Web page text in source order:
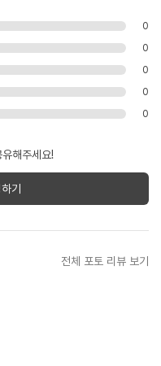
0
0
0
0
0
해주세요!
기
전체 포토 리뷰 보기